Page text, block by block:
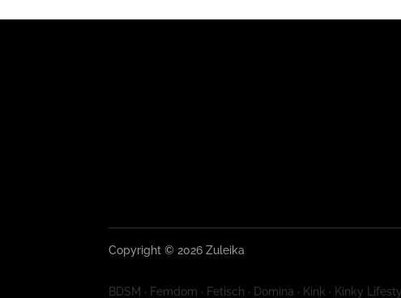
Copyright © 2026 Zuleika
BDSM · Femdom · Fetisch · Domina · Kink · Kinky